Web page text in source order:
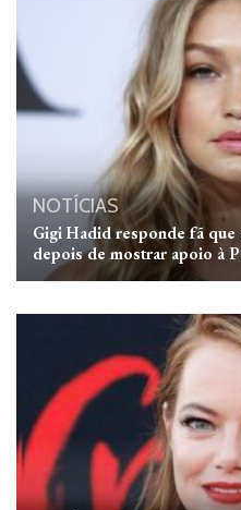
NOTÍCIAS
Gigi Hadid responde fã que
depois de mostrar apoio à